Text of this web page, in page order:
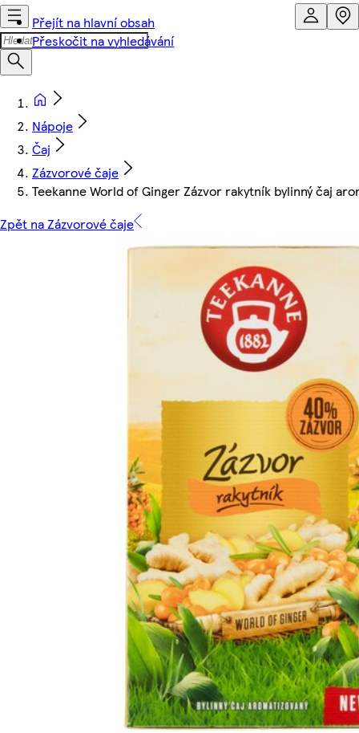
Přejít na hlavní obsah
Přeskočit na vyhledávání
Nápoje
Čaj
Zázvorové čaje
Teekanne World of Ginger Zázvor rakytník bylinný čaj
Zpět na Zázvorové čaje